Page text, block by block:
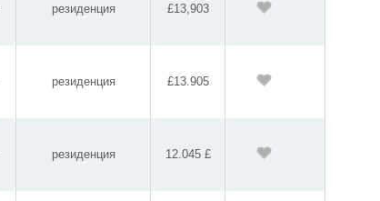
резиденция £13,903
резиденция £13.905
резиденция 12.045 £